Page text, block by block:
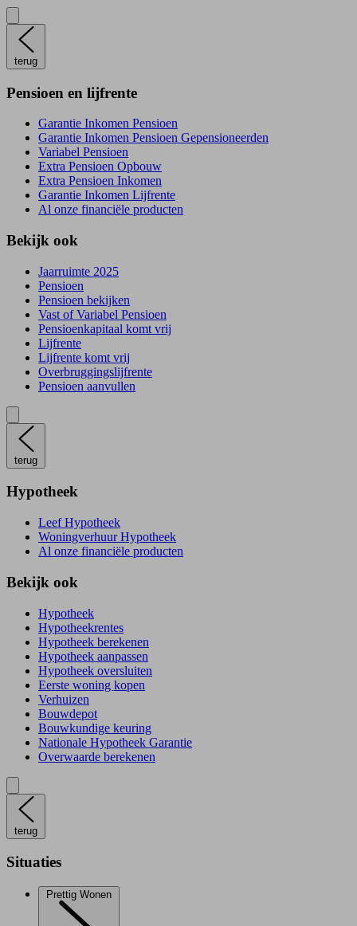
terug
Pensioen en lijfrente
Garantie Inkomen Pensioen
Garantie Inkomen Pensioen Gepensioneerden
Variabel Pensioen
Extra Pensioen Opbouw
Extra Pensioen Inkomen
Garantie Inkomen Lijfrente
Al onze financiële producten
Bekijk ook
Jaarruimte 2025
Pensioen
Pensioen bekijken
Vast of Variabel Pensioen
Pensioenkapitaal komt vrij
Lijfrente
Lijfrente komt vrij
Overbruggingslijfrente
Pensioen aanvullen
terug
Hypotheek
Leef Hypotheek
Woningverhuur Hypotheek
Al onze financiële producten
Bekijk ook
Hypotheek
Hypotheekrentes
Hypotheek berekenen
Hypotheek aanpassen
Hypotheek oversluiten
Eerste woning kopen
Verhuizen
Bouwdepot
Bouwkundige keuring
Nationale Hypotheek Garantie
Overwaarde berekenen
terug
Situaties
Prettig Wonen